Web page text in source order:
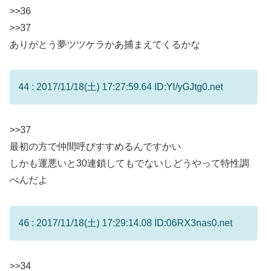
>>36
>>37
ありがとう夢ツツケラかあ捕まえてくるかな
44 : 2017/11/18(土) 17:27:59.64 ID:Yl/yGJtg0.net
>>37
最初の方で仲間呼びすすめるんですかい
しかも運悪いと30連鎖してもでないしどうやって特性調
べんだよ
46 : 2017/11/18(土) 17:29:14.08 ID:06RX3nas0.net
>>34